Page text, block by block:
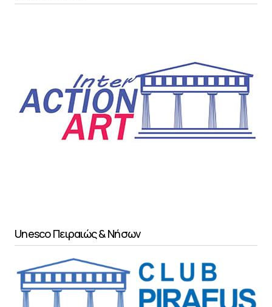
Unesco Πειραιώς & Νήσων